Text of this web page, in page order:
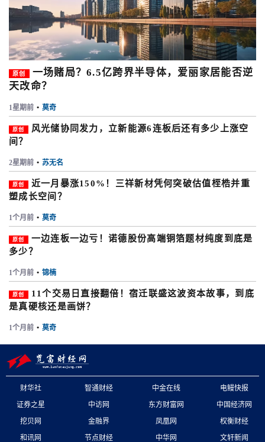
原创
一场赌局？6.5亿跨界半导体，爱丽家居能否逆
天改命？
1星期前 • 莫奇
原创
风光储协同发力，立新能源6连板后还有多少上涨空
间？
2星期前 • 苏无名
原创
近一月暴涨150%！三祥新材凭何突破估值桎梏并重
塑成长空间？
1个月前 • 莫奇
原创
一边连板一边亏！诺德股份高端铜箔题材纯度到底是
多少？
1个月前 • 锦楠
原创
11个交易日直接翻倍！宿迁联盛这波资本故事，到底
是真硬核还是画饼？
1个月前 • 莫奇
财华社 智通财经 中金在线
电鳗快报
证券之星
中访网 东方财富网
中国经济网
挖贝网
金融界 凤凰网
权衡财经
和讯网
节点财经 中华网 文轩新闻